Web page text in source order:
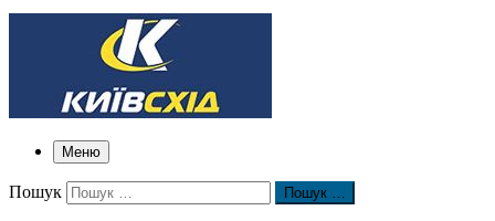
Меню
Пошук Пошук …